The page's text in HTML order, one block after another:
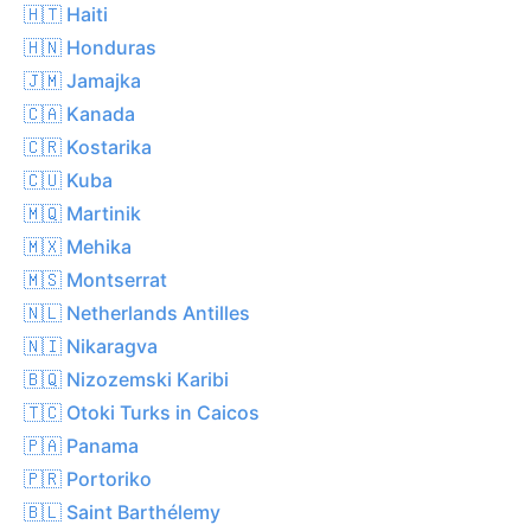
🇭🇹 Haiti
🇭🇳 Honduras
🇯🇲 Jamajka
🇨🇦 Kanada
🇨🇷 Kostarika
🇨🇺 Kuba
🇲🇶 Martinik
🇲🇽 Mehika
🇲🇸 Montserrat
🇳🇱 Netherlands Antilles
🇳🇮 Nikaragva
🇧🇶 Nizozemski Karibi
🇹🇨 Otoki Turks in Caicos
🇵🇦 Panama
🇵🇷 Portoriko
🇧🇱 Saint Barthélemy